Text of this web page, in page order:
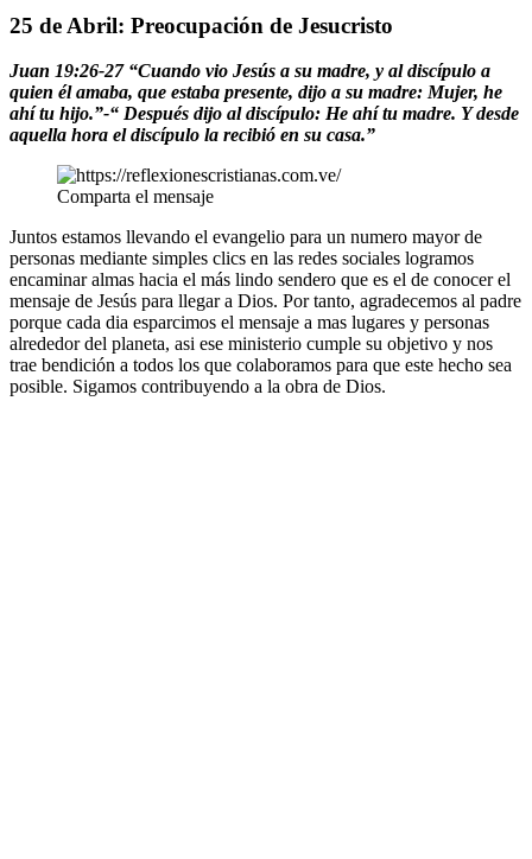
25 de Abril: Preocupación de Jesucristo
Juan 19:26-27 “Cuando vio Jesús a su madre, y al discípulo a
quien él amaba, que estaba presente, dijo a su madre: Mujer, he
ahí tu hijo.”-“ Después dijo al discípulo: He ahí tu madre. Y desde
aquella hora el discípulo la recibió en su casa.”
Comparta el mensaje
Juntos estamos llevando el evangelio para un numero mayor de
personas mediante simples clics en las redes sociales logramos
encaminar almas hacia el más lindo sendero que es el de conocer el
mensaje de Jesús para llegar a Dios. Por tanto, agradecemos al padre
porque cada dia esparcimos el mensaje a mas lugares y personas
alrededor del planeta, asi ese ministerio cumple su objetivo y nos
trae bendición a todos los que colaboramos para que este hecho sea
posible. Sigamos contribuyendo a la obra de Dios.